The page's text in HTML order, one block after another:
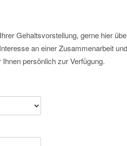
Gehaltsvorstellung, gerne hier
an einer Zusammenarbeit
persönlich zur Verfügung.